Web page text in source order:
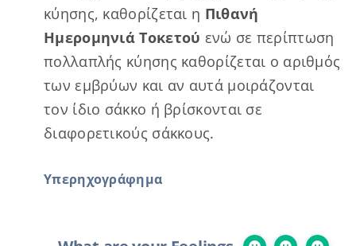
κύησης, καθορίζεται η Πιθανή
Ημερομηνιά Τοκετού ενώ σε περίπτωση
πολλαπλής κύησης καθορίζεται ο αριθμός
των εμβρύων και αν αυτά μοιράζονται
τον ίδιο σάκκο ή βρίσκονται σε
διαφορετικούς σάκκους.
Υπερηχογράφημα